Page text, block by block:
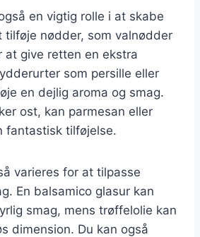
en vigtig rolle i at skabe
tilføje nødder, som valnødder
at give retten en ekstra
som persille eller
en dejlig aroma og smag.
ost, kan parmesan eller
fantastisk tilføjelse.
varieres for at tilpasse
En balsamico glasur kan
smag, mens trøffelolie kan
dimension. Du kan også